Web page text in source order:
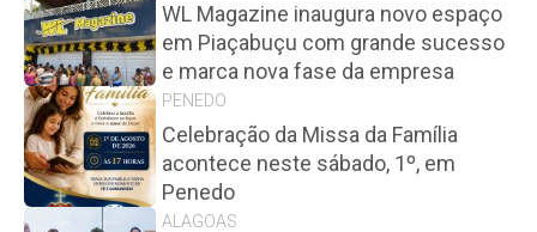
WL Magazine inaugura novo espaço
em Piaçabuçu com grande sucesso
e marca nova fase da empresa
PENEDO
Celebração da Missa da Família
acontece neste sábado, 1º, em
Penedo
ALAGOAS